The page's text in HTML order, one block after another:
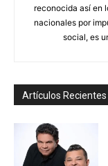
reconocida así en
nacionales por
social, es
Artículos Recientes